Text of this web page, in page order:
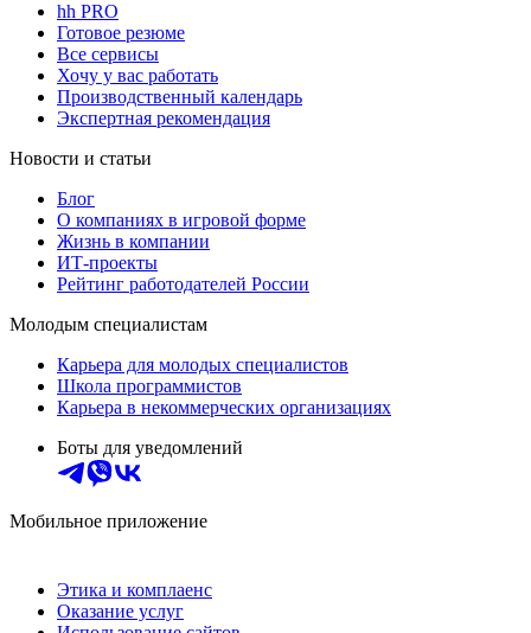
hh PRO
Готовое резюме
Все сервисы
Хочу у вас работать
Производственный календарь
Экспертная рекомендация
Новости и статьи
Блог
О компаниях в игровой форме
Жизнь в компании
ИТ-проекты
Рейтинг работодателей России
Молодым специалистам
Карьера для молодых специалистов
Школа программистов
Карьера в некоммерческих организациях
Боты для уведомлений
Мобильное приложение
Этика и комплаенс
Оказание услуг